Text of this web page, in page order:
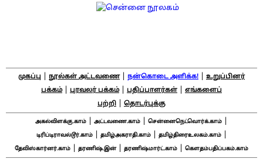
முகப்பு நூல்கள் அட்டவணை| நன்கொடை அளிக்க!
உறுப்பினர்
பக்கம்| புரவலர் பக்கம்| பதிப்பாளர்கள்
எங்களைப்
பற்றி
தொடர்புக்கு
அகல்விளக்கு.காம் அட்டவணை.காம் சென்னைநெட்வொர்க்.காம்
டிரிப்டிராவல்டூர்.காம்| தமிழ்அகராதி.காம்| தமிழ்திரைஉலகம்.காம்|
தேவிஸ்கார்னர்.காம் தரணிஷ்.இன்| தரணிஷ்மார்ட்.காம் கௌதம்பதிப்பகம்.காம்